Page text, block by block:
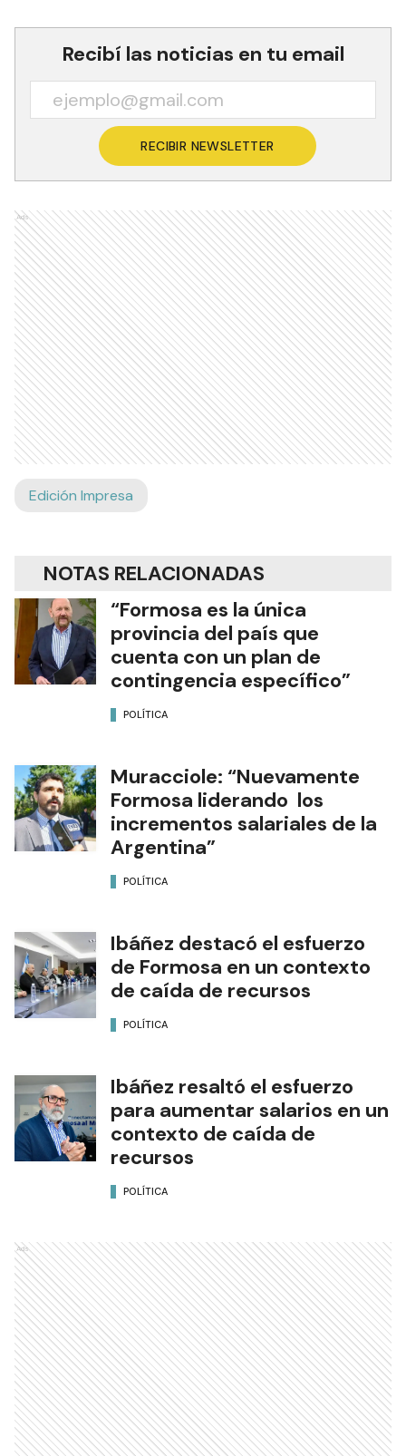
Recibí las noticias en tu email
RECIBIR NEWSLETTER
Ads
Edición Impresa
NOTAS RELACIONADAS
“Formosa es la única
provincia del país que
cuenta con un plan de
contingencia específico”
POLÍTICA
Muracciole: “Nuevamente
Formosa liderando los
incrementos salariales de la
Argentina”
POLÍTICA
Ibáñez destacó el esfuerzo
de Formosa en un contexto
de caída de recursos
POLÍTICA
Ibáñez resaltó el esfuerzo
para aumentar salarios en un
contexto de caída de
recursos
POLÍTICA
Ads